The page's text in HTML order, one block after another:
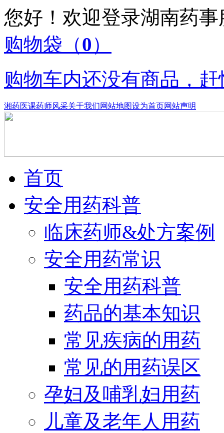
您好！欢迎登录湖南药
购物袋 （0）
购物车内还没有商品，
湘药医课药师风采关于我们网站地图设为首页网站声明
首页
安全用药科普
临床药师&处方案例
安全用药常识
安全用药科普
药品的基本知识
常见疾病的用药
常见的用药误区
孕妇及哺乳妇用药
儿童及老年人用药